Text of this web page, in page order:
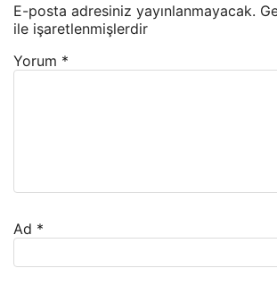
E-posta adresiniz yayınlanmayacak.
ile işaretlenmişlerdir
Yorum *
Ad *